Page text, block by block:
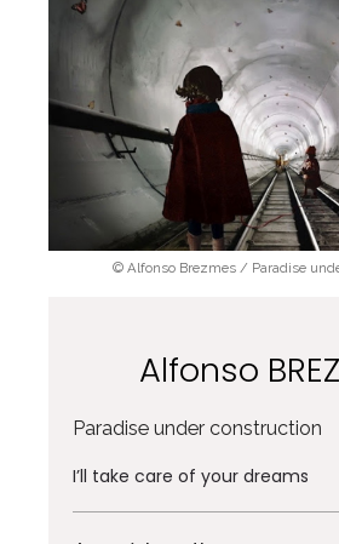
© Alfonso Brezmes / Paradise
Alfonso
Paradise under construction
I’ll take care of your dreams